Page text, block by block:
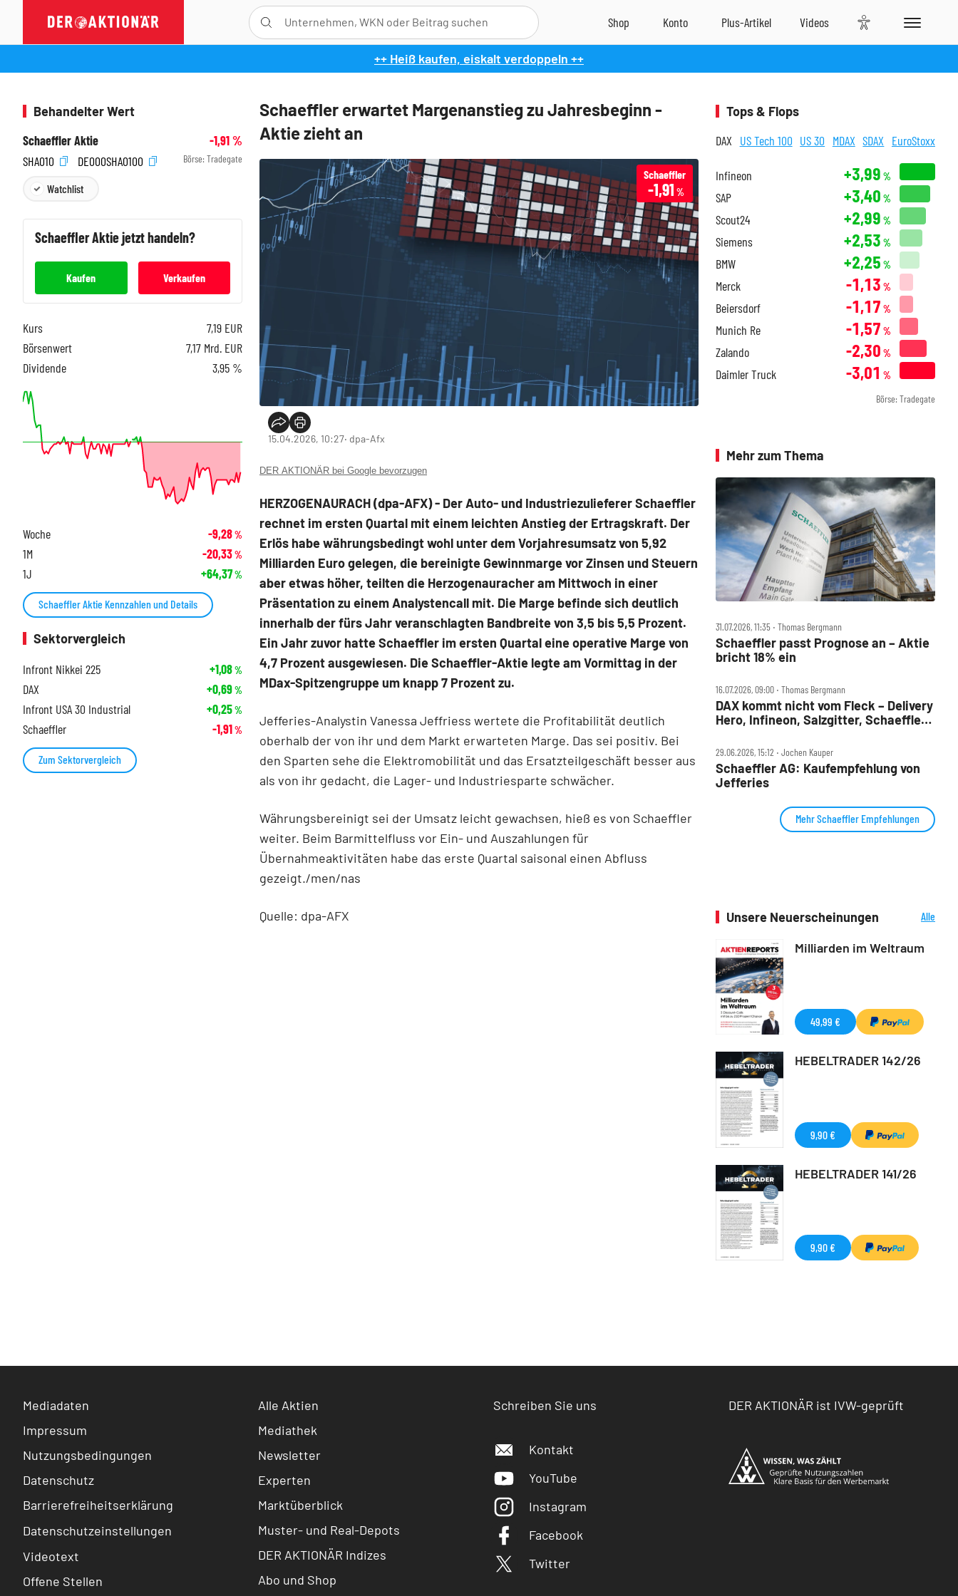
++ Heiß kaufen, eiskalt verdoppeln ++
Schaeffler erwartet Margenanstieg zu Jahresbeginn -
Aktie zieht an
Schaeffler
-1,91 %
15.04.2026, 10:27‧ dpa-Afx
DER AKTIONÄR bei Google bevorzugen
HERZOGENAURACH (dpa-AFX) - Der Auto- und Industriezulieferer Schaeffler
rechnet im ersten Quartal mit einem leichten Anstieg der Ertragskraft. Der
Erlös habe währungsbedingt wohl unter dem Vorjahresumsatz von 5,92
Milliarden Euro gelegen, die bereinigte Gewinnmarge vor Zinsen und Steuern
aber etwas höher, teilten die Herzogenauracher am Mittwoch in einer
Präsentation zu einem Analystencall mit. Die Marge befinde sich deutlich
innerhalb der fürs Jahr veranschlagten Bandbreite von 3,5 bis 5,5 Prozent.
Ein Jahr zuvor hatte Schaeffler im ersten Quartal eine operative Marge von
4,7 Prozent ausgewiesen. Die Schaeffler-Aktie legte am Vormittag in der
MDax-Spitzengruppe um knapp 7 Prozent zu.
Jefferies-Analystin Vanessa Jeffriess wertete die Profitabilität deutlich
oberhalb der von ihr und dem Markt erwarteten Marge. Das sei positiv. Bei
den Sparten sehe die Elektromobilität und das Ersatzteilgeschäft besser aus
als von ihr gedacht, die Lager- und Industriesparte schwächer.
Währungsbereinigt sei der Umsatz leicht gewachsen, hieß es von Schaeffler
weiter. Beim Barmittelfluss vor Ein- und Auszahlungen für
Übernahmeaktivitäten habe das erste Quartal saisonal einen Abfluss
gezeigt./men/nas
Quelle: dpa-AFX
Behandelter Wert
Schaeffler Aktie
-1,91%
SHA010
DE000SHA0100 Börse: Tradegate
Watchlist
SchaefflerAktie jetzt handeln?
Kaufen Verkaufen
Kurs 7,19 EUR
Börsenwert
7,17 Mrd. EUR
Dividende
3,95 %
Woche -9,28%
1M -20,33%
1J +64,37%
Schaeffler Aktie Kennzahlen und Details
Sektorvergleich
Infront Nikkei 225
+1,08%
DAX +0,69%
Infront USA 30 Industrial +0,25%
Schaeffler -1,91%
Zum Sektorvergleich
Tops & Flops
DAX US Tech 100 US 30 MDAX SDAX EuroStoxx
Infineon +3,99 %
SAP +3,40 %
Scout24 +2,99 %
Siemens +2,53 %
BMW +2,25 %
Merck -1,13 %
Beiersdorf -1,17 %
Munich Re -1,57 %
Zalando -2,30 %
Daimler Truck -3,01 %
Börse: Tradegate
Mehr zum Thema
31.07.2026, 11:35 ‧ Thomas Bergmann
Schaeffler passt Prognose an – Aktie
bricht 18% ein
16.07.2026, 09:00 ‧ Thomas Bergmann
DAX kommt nicht vom Fleck – Delivery
Hero, Infineon, Salzgitter, Schaeffler,
29.06.2026, 15:12 ‧ Jochen Kauper
Schaeffler AG: Kaufempfehlung von
Jefferies
Mehr Schaeffler Empfehlungen
Unsere Neuerscheinungen
Alle
Milliarden im Weltraum
49,99 €
HEBELTRADER 142/26
9,90 €
HEBELTRADER 141/26
9,90 €
Mediadaten
Impressum
Nutzungsbedingungen
Datenschutz
Barrierefreiheitserklärung
Datenschutzeinstellungen
Videotext
Offene Stellen
Alle Aktien
Mediathek
Newsletter
Experten
Marktüberblick
Muster- und Real-Depots
DER AKTIONÄR Indizes
Abo und Shop
Schreiben Sie uns
Kontakt
YouTube
Instagram
Facebook
Twitter
DER AKTIONÄR ist IVW-geprüft